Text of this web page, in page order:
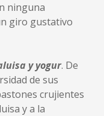
ninguna
giro gustativo
y yogur. De
de sus
crujientes
y a la